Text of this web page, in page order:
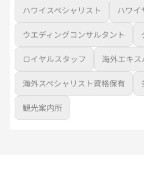
ハワイスペシャリスト ハワイ
ウエディングコンサルタント
ロイヤルスタッフ 海外エキス
海外スペシャリスト資格保有
観光案内所